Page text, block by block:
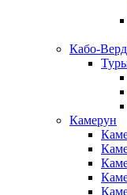
Кабо-
Камерун